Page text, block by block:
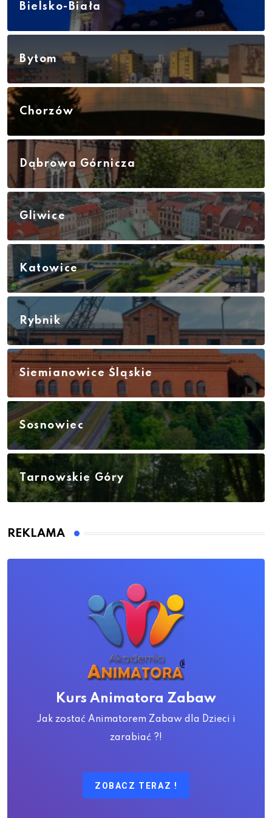
Bielsko-Biała
Bytom
Chorzów
Dąbrowa Górnicza
Gliwice
Katowice
Rybnik
Siemianowice Śląskie
Sosnowiec
Tarnowskie Góry
REKLAMA
Kurs Animatora Zabaw
Jak zostać Animatorem Zabaw dla Dzieci i
zarabiać ?!
ZOBACZ TERAZ !